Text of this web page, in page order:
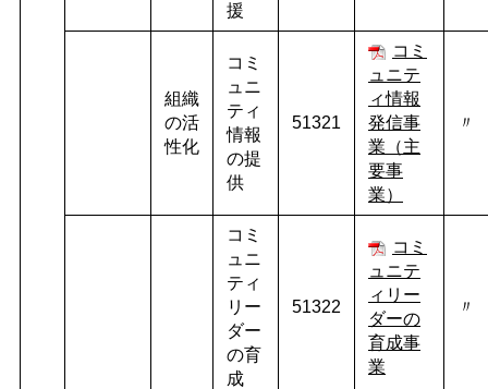
援
組織
の活
性化
コミ
ュニ
ティ
情報
の提
供
51321
コミ
ュニテ
ィ情報
発信事
業（主
要事
業）
〃
コミ
ュニ
ティ
リー
ダー
の育
成
51322
コミ
ュニテ
ィリー
ダーの
育成事
業
〃